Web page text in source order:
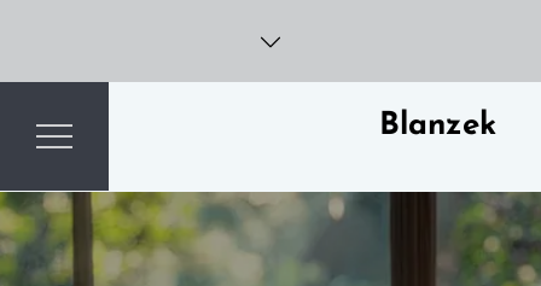
content
Blanzek